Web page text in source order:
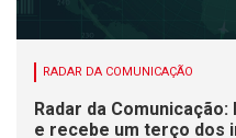
RADAR DA COMUNICAÇÃO
Radar da
e recebe um terço dos